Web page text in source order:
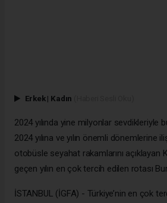
Erkek | Kadın
2024 yılında yine milyonlar sevdikleriyle
2024 yılına ve yılın önemli dönemlerine
otobüsle seyahat rakamlarını açıklayan
geçen yılın en çok tercih edilen rotası
İSTANBUL (İGFA) - Türkiye’nin en çok